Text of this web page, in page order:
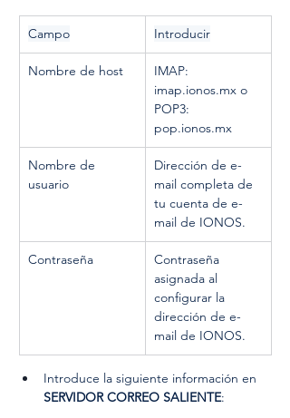
Campo Introducir
Nombre de host
IMAP:
imap.ionos.mx o
POP3:
pop.ionos.mx
Nombre de
usuario
Dirección de e-
mail completa de
tu cuenta de e-
mail de IONOS.
Contraseña
Contraseña
asignada al
configurar la
dirección de e-
mail de IONOS.
Introduce la siguiente información en
SERVIDOR CORREO SALIENTE: